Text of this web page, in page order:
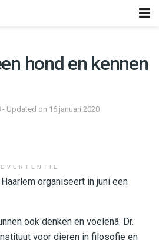
hond en kennen
- Updated on 16 januari 2020
organiseert in juni een
ook denken en voelenâ. Dr.
voor dieren in filosofie en